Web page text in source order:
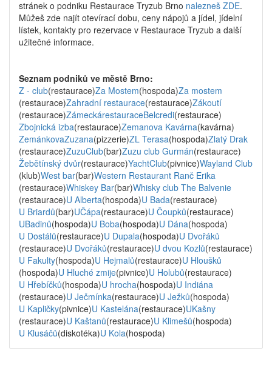
stránek o podniku Restaurace Tryzub Brno nalezneš ZDE.
Můžeš zde najít otevírací dobu, ceny nápojů a jídel, jídelní
lístek, kontakty pro rezervace v Restaurace Tryzub a další
užitečné informace.
Seznam podniků ve městě Brno:
Z - club(restaurace)Za Mostem(hospoda)Za mostem
(restaurace)Zahradní restaurace(restaurace)Zákoutí
(restaurace)ZámeckárestauraceBelcredi(restaurace)
Zbojnická izba(restaurace)Zemanova Kavárna(kavárna)
ZemánkovaZuzana(pizzerie)ZL Terasa(hospoda)Zlatý Drak
(restaurace)ZuzuClub(bar)Zuzu club Gurmán(restaurace)
Žebětínský dvůr(restaurace)YachtClub(pivnice)Wayland Club
(klub)West bar(bar)Western Restaurant Ranč Erika
(restaurace)Whiskey Bar(bar)Whisky club The Balvenie
(restaurace)U Alberta(hospoda)U Bada(restaurace)
U Briardů(bar)UČápa(restaurace)U Čoupků(restaurace)
UBadinů(hospoda)U Boba(hospoda)U Dána(hospoda)
U Dostálů(restaurace)U Dupala(hospoda)U Dvořáků
(restaurace)U Dvořáků(restaurace)U dvou Kozlů(restaurace)
U Fakulty(hospoda)U Hejmalů(restaurace)U Hloušků
(hospoda)U Hluché zmije(pivnice)U Holubů(restaurace)
U Hřebíčků(hospoda)U hrocha(hospoda)U Indiána
(restaurace)U Ječmínka(restaurace)U Ježků(hospoda)
U Kapličky(pivnice)U Kastelána(restaurace)UKašny
(restaurace)U Kaštanů(restaurace)U Klimešů(hospoda)
U Klusáčů(diskotéka)U Kola(hospoda)